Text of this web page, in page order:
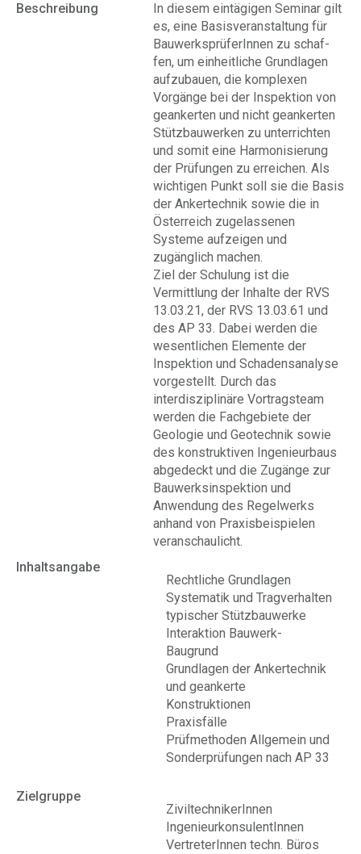
Beschreibung
In diesem eintägigen Seminar gilt
es, eine Basisveranstaltung für
BauwerksprüferInnen zu schaf-
fen, um einheitliche Grundlagen
aufzubauen, die komplexen
Vorgänge bei der Inspektion von
geankerten und nicht geankerten
Stützbauwerken zu unterrichten
und somit eine Harmonisierung
der Prüfungen zu erreichen. Als
wichtigen Punkt soll sie die Basis
der Ankertechnik sowie die in
Österreich zugelassenen
Systeme aufzeigen und
zugänglich machen.
Ziel der Schulung ist die
Vermittlung der Inhalte der RVS
13.03.21, der RVS 13.03.61 und
des AP 33. Dabei werden die
wesentlichen Elemente der
Inspektion und Schadensanalyse
vorgestellt. Durch das
interdisziplinäre Vortragsteam
werden die Fachgebiete der
Geologie und Geotechnik sowie
des konstruktiven Ingenieurbaus
abgedeckt und die Zugänge zur
Bauwerksinspektion und
Anwendung des Regelwerks
anhand von Praxisbeispielen
veranschaulicht.
Inhaltsangabe
Rechtliche Grundlagen
Systematik und Tragverhalten
typischer Stützbauwerke
Interaktion Bauwerk-
Baugrund
Grundlagen der Ankertechnik
und geankerte
Konstruktionen
Praxisfälle
Prüfmethoden Allgemein und
Sonderprüfungen nach AP 33
Zielgruppe
ZiviltechnikerInnen
IngenieurkonsulentInnen
VertreterInnen techn. Büros